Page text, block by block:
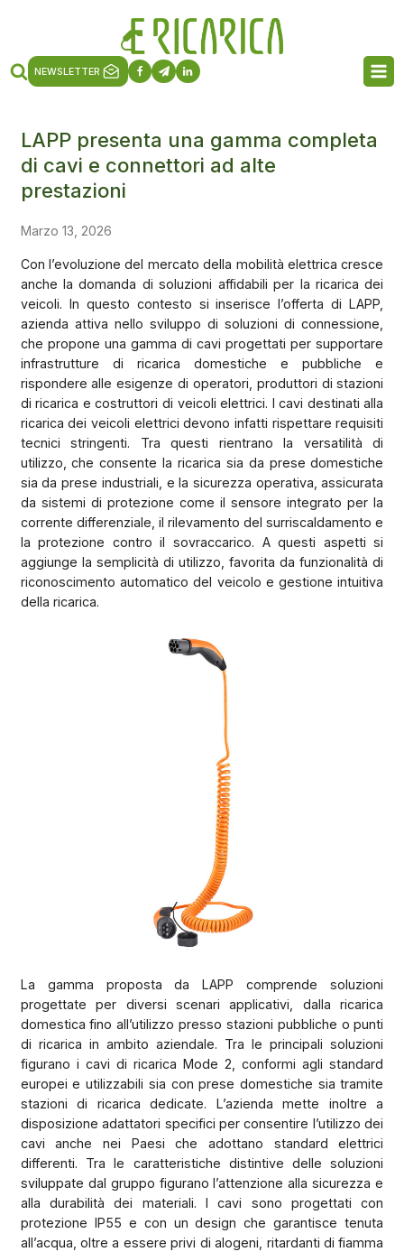
NEWSLETTER
LAPP presenta una gamma completa
di cavi e connettori ad alte
prestazioni
Marzo 13, 2026
Con l’evoluzione del mercato della mobilità elettrica cresce
anche la domanda di soluzioni affidabili per la ricarica dei
veicoli. In questo contesto si inserisce l’offerta di LAPP,
azienda attiva nello sviluppo di soluzioni di connessione,
che propone una gamma di cavi progettati per supportare
infrastrutture di ricarica domestiche e pubbliche e
rispondere alle esigenze di operatori, produttori di stazioni
di ricarica e costruttori di veicoli elettrici. I cavi destinati alla
ricarica dei veicoli elettrici devono infatti rispettare requisiti
tecnici stringenti. Tra questi rientrano la versatilità di
utilizzo, che consente la ricarica sia da prese domestiche
sia da prese industriali, e la sicurezza operativa, assicurata
da sistemi di protezione come il sensore integrato per la
corrente differenziale, il rilevamento del surriscaldamento e
la protezione contro il sovraccarico. A questi aspetti si
aggiunge la semplicità di utilizzo, favorita da funzionalità di
riconoscimento automatico del veicolo e gestione intuitiva
della ricarica.
La gamma proposta da LAPP comprende soluzioni
progettate per diversi scenari applicativi, dalla ricarica
domestica fino all’utilizzo presso stazioni pubbliche o punti
di ricarica in ambito aziendale. Tra le principali soluzioni
figurano i cavi di ricarica Mode 2, conformi agli standard
europei e utilizzabili sia con prese domestiche sia tramite
stazioni di ricarica dedicate. L’azienda mette inoltre a
disposizione adattatori specifici per consentire l’utilizzo dei
cavi anche nei Paesi che adottano standard elettrici
differenti. Tra le caratteristiche distintive delle soluzioni
sviluppate dal gruppo figurano l’attenzione alla sicurezza e
alla durabilità dei materiali. I cavi sono progettati con
protezione IP55 e con un design che garantisce tenuta
all’acqua, oltre a essere privi di alogeni, ritardanti di fiamma